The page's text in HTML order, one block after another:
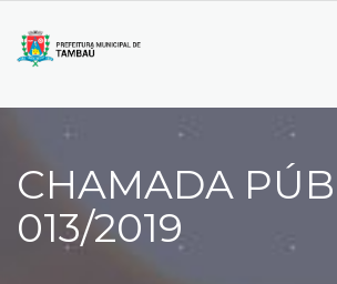
CHAMADA
013/2019